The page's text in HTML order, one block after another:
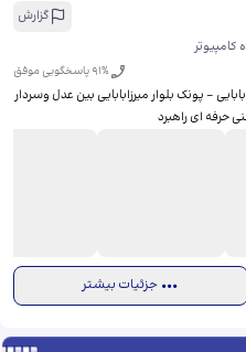
گزارش
کامپیوتر
91% پاسخگویی موفق
(پونک شمالي)، بلوار میرزابابایی - پونک بلوار میرزابابایی بین عدل وسردار
جزئیات بیشتر